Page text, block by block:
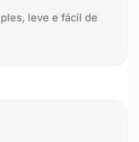
leve e fácil de